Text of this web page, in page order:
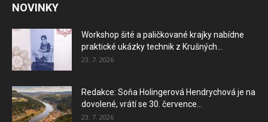
NOVINKY
Workshop šité a paličkované krajky nabídne
praktické ukázky technik z Krušných...
23. 7. 2026
Redakce: Soňa Holingerová Hendrychová je na
dovolené, vrátí se 30. července...
23. 7. 2026